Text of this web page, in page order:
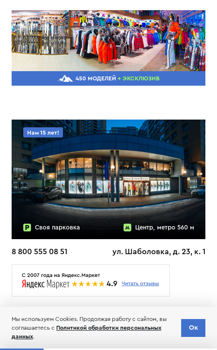
450 МОДЕЛЕЙ + ЭКСКЛЮЗИВ
Нам 15 лет!
Своя парковка Центр, метро 560 м
8 800 555 08 51 ул. Шаболовка, д. 23, к. 1
© 2006-2026 Пределанет
Мы используем Cookies. Продолжая работу с сайтом, вы
соглашаетесь с Политикой обработки персональных
данных.
Ок